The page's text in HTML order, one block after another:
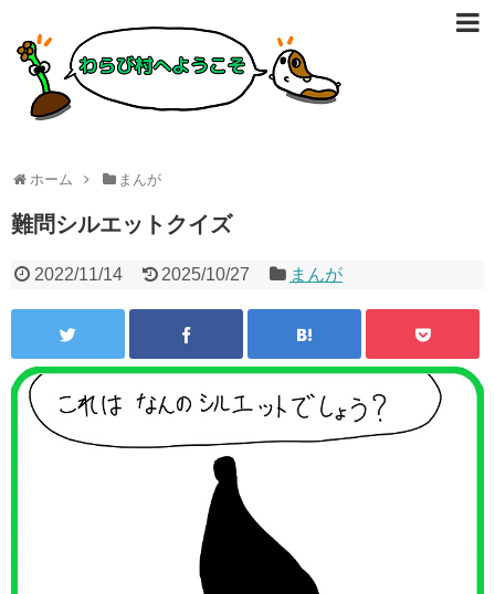
ホーム まんが
難問シルエットクイズ
2022/11/14 2025/10/27 まんが